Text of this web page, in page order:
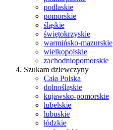
podlaskie
pomorskie
śląskie
świętokrzyskie
warmińsko-mazurskie
wielkopolskie
zachodniopomorskie
Szukam dziewczyny
Cała Polska
dolnośląskie
kujawsko-pomorskie
lubelskie
lubuskie
łódzkie